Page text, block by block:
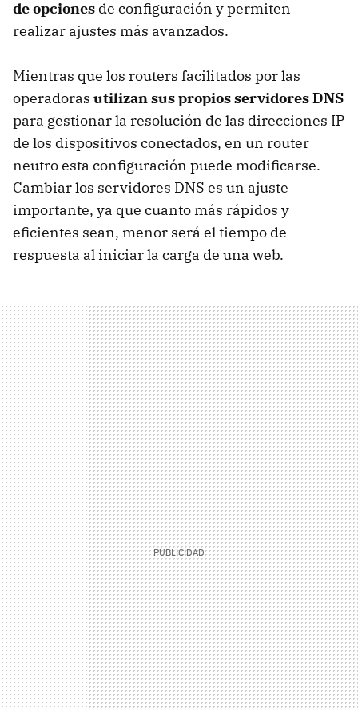
de opciones de configuración y permiten
realizar ajustes más avanzados.
Mientras que los routers facilitados por las
operadoras utilizan sus propios servidores DNS
para gestionar la resolución de las direcciones IP
de los dispositivos conectados, en un router
neutro esta configuración puede modificarse.
Cambiar los servidores DNS es un ajuste
importante, ya que cuanto más rápidos y
eficientes sean, menor será el tiempo de
respuesta al iniciar la carga de una web.